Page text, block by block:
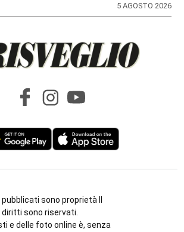
5 AGOSTO 2026
sono proprietà Il
sono riservati.
e delle foto online è, senza